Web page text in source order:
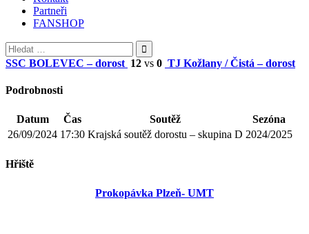
Partneři
FANSHOP
Vyhledávání
SSC BOLEVEC – dorost 12 vs 0 TJ Kožlany / Čistá – dorost
Podrobnosti
Datum Čas Soutěž
Sezóna
26/09/2024 17:30 Krajská soutěž dorostu – skupina D 2024/2025
Hřiště
Prokopávka Plzeň- UMT